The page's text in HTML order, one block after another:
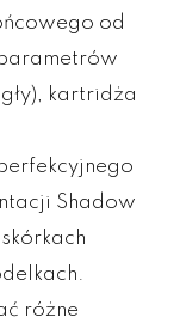
od
parametrów
kartridża
Shadow
różne